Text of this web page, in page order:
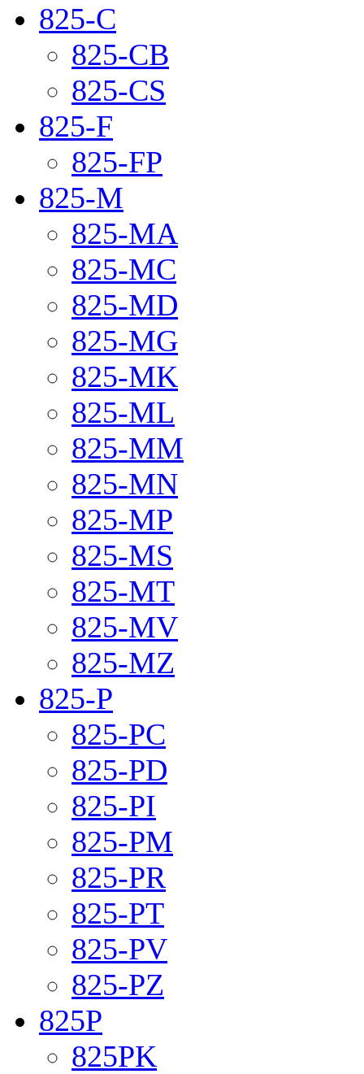
825-C
825-CB
825-CS
825-F
825-FP
825-M
825-MA
825-MC
825-MD
825-MG
825-MK
825-ML
825-MM
825-MN
825-MP
825-MS
825-MT
825-MV
825-MZ
825-P
825-PC
825-PD
825-PI
825-PM
825-PR
825-PT
825-PV
825-PZ
825P
825PK